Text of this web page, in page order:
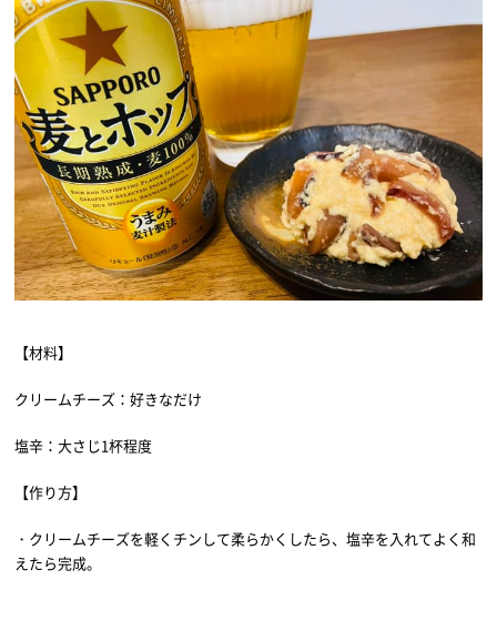
【材料】
クリームチーズ：好きなだけ
塩辛：大さじ1杯程度
【作り方】
・クリームチーズを軽くチンして柔らかくしたら、塩辛を入れてよく和
えたら完成。